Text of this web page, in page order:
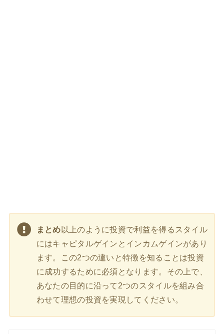
まとめ 以上のように投資で利益を得るスタイル
にはキャピタルゲインとインカムゲインがあり
ます。この2つの違いと特徴を知ることは投資
に成功するために必須となります。その上で、
あなたの目的に沿って2つのスタイルを組み合
わせて理想の投資を実現してください。